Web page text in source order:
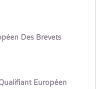
Des Brevets
Européen